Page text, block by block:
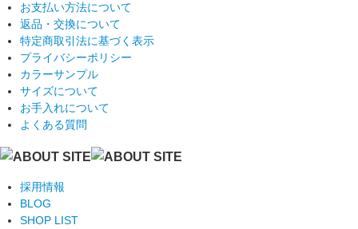
お支払い方法について
返品・交換について
特定商取引法に基づく表示
プライバシーポリシー
カラーサンプル
サイズについて
お手入れについて
よくある質問
採用情報
BLOG
SHOP LIST